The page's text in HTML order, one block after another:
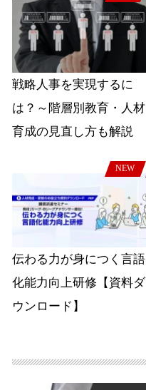
戦略人事を実現するに
は？～階層別教育・人材
育成の見直し方も解説
NEW
伝わる力が身につく言語
化能力向上研修【資料ダ
ウンロード】